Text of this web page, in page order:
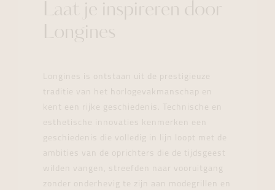
Laat je inspireren door
Longines
Longines is ontstaan uit de prestigieuze
traditie van het horlogevakmanschap en
kent een rijke geschiedenis. Technische en
esthetische innovaties kenmerken een
geschiedenis die volledig in lijn loopt met de
ambities van de oprichters die de tijdsgeest
wilden vangen, streefden naar vooruitgang
zonder onderhevig te zijn aan modegrillen en